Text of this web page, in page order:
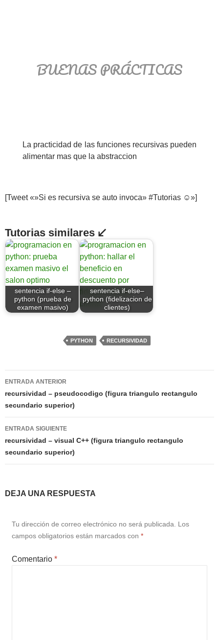
BUENAS PRÁCTICAS
La practicidad de las funciones recursivas pueden
alimentar mas que la abstraccion
[Tweet «»Si es recursiva se auto invoca» #Tutorias ☺»]
Tutorias similares ↙
sentencia if-else –
python (prueba de
examen masivo)
sentencia if-else–
python (fidelizacion de
clientes)
PYTHON RECURSIVIDAD
Navegación
de
entradas
ENTRADA ANTERIOR
recursividad – pseudocodigo (figura triangulo rectangulo
secundario superior)
ENTRADA SIGUIENTE
recursividad – visual C++ (figura triangulo rectangulo
secundario superior)
DEJA UNA RESPUESTA
Tu dirección de correo electrónico no será publicada.
Los
campos obligatorios están marcados con *
Comentario *